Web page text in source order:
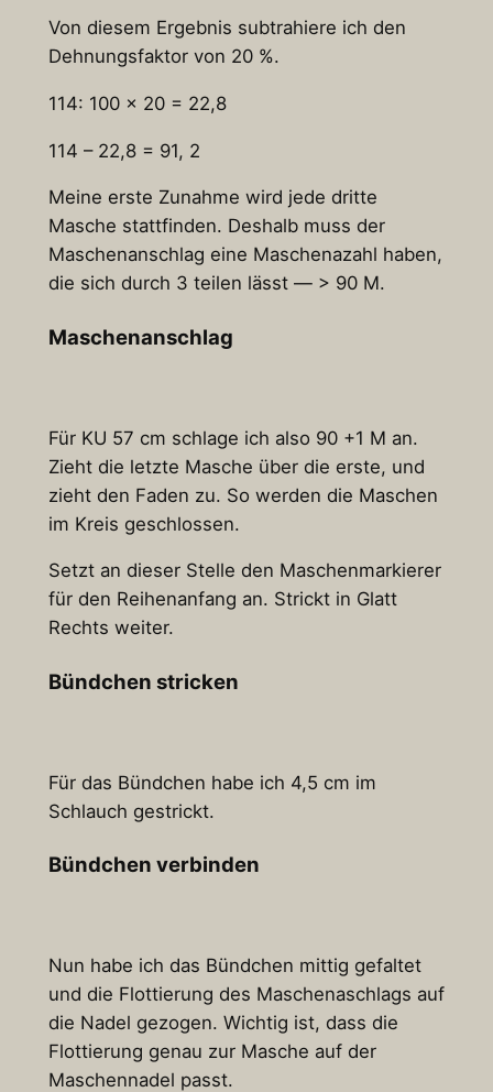
Von diesem Ergebnis subtrahiere ich den
Dehnungsfaktor von 20 %.
114: 100 x 20 = 22,8
114 – 22,8 = 91, 2
Meine erste Zunahme wird jede dritte
Masche stattfinden. Deshalb muss der
Maschenanschlag eine Maschenazahl haben,
die sich durch 3 teilen lässt — > 90 M.
Maschenanschlag
Für KU 57 cm schlage ich also 90 +1 M an.
Zieht die letzte Masche über die erste, und
zieht den Faden zu. So werden die Maschen
im Kreis geschlossen.
Setzt an dieser Stelle den Maschenmarkierer
für den Reihenanfang an. Strickt in Glatt
Rechts weiter.
Bündchen stricken
Für das Bündchen habe ich 4,5 cm im
Schlauch gestrickt.
Bündchen verbinden
Nun habe ich das Bündchen mittig gefaltet
und die Flottierung des Maschenaschlags auf
die Nadel gezogen. Wichtig ist, dass die
Flottierung genau zur Masche auf der
Maschennadel passt.